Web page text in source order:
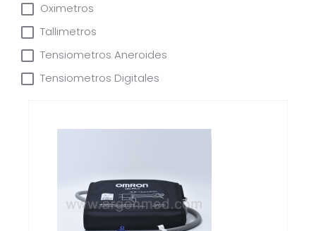
Oximetros
Tallimetros
Tensiometros Aneroides
Tensiometros Digitales